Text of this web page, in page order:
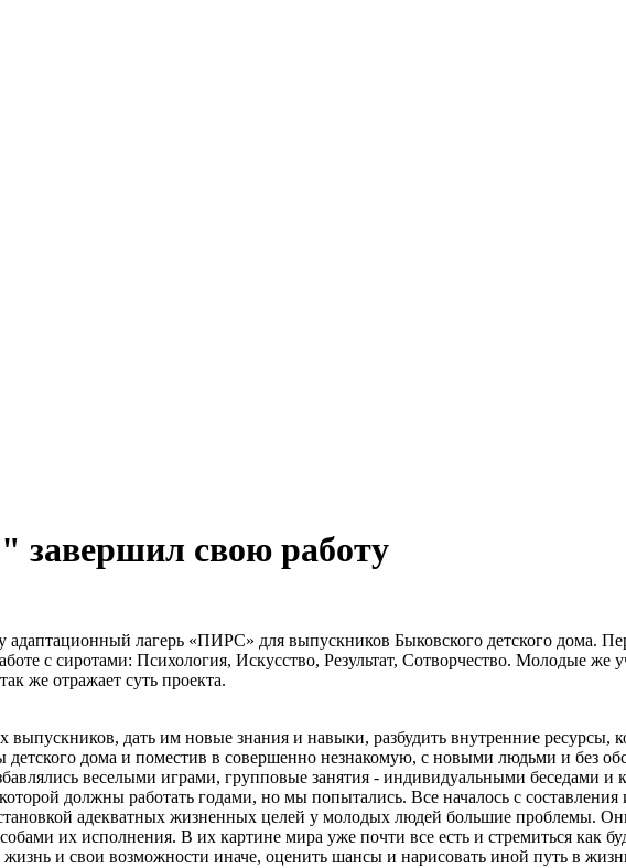
свою работу
лагерь «ПИРС» для выпускников Быковского детского дома.
с сиротами: Психология, Искусство, Результат, Сотворчество. Молодые же
же отражает суть проекта.
выпускников, дать им новые знания и навыки, разбудить внутренние
детского дома и поместив в совершенно незнакомую, с новыми людьми и без
веселыми играми, групповые занятия - индивидуальными беседами и
должны работать годами, но мы попытались. Все началось с
адекватных жизненных целей у молодых людей большие проблемы.
их исполнения. В их картине мира уже почти все есть и стремиться как
и свои возможности иначе, оценить шансы и нарисовать иной путь в